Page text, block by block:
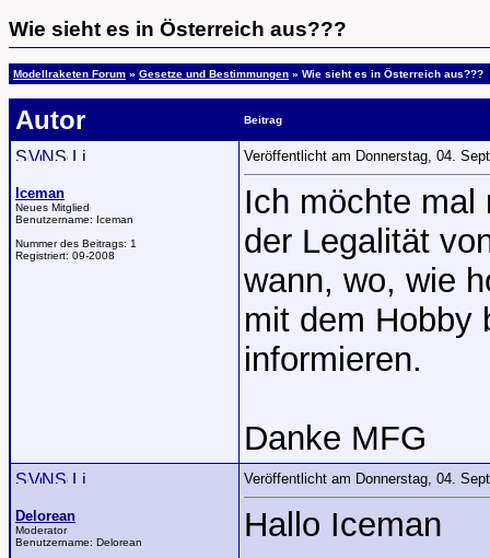
Wie sieht es in Österreich aus???
Modellraketen Forum » Gesetze und Bestimmungen » Wie sieht es in Österreich aus???
Autor Beitrag
Iceman
Neues Mitglied
Benutzername: Iceman
Nummer des Beitrags: 1
Registriert: 09-2008
Veröffentlicht am Donnerstag, 04.
Ich möchte mal
der Legalität
wann, wo, wie
mit dem Hobby
informieren.
Danke MFG
Delorean
Moderator
Benutzername: Delorean
Veröffentlicht am Donnerstag, 04.
Hallo Iceman